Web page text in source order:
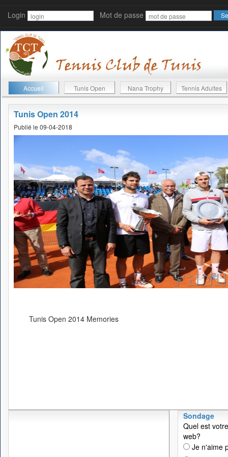
Login Mot de passe
Accueil Tunis Open Nana Trophy Tennis Adultes
Tunis Open 2014
Publié le 09-04-2018
Tunis Open 2014 Memories
Sondage
Quel est
web?
Je n'aime